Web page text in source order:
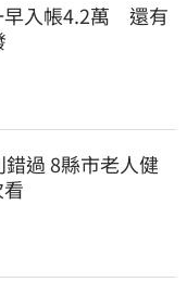
入帳4.2萬　還有
過 8縣市老人健